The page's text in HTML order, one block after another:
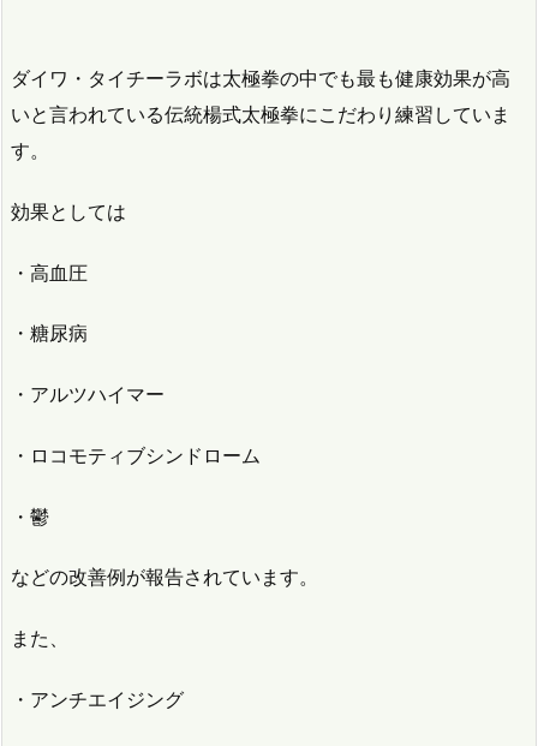
ダイワ・タイチーラボは太極拳の中でも最も健康効果が高
いと言われている伝統楊式太極拳にこだわり練習していま
す。
効果としては
・高血圧
・糖尿病
・アルツハイマー
・ロコモティブシンドローム
・鬱
などの改善例が報告されています。
また、
・アンチエイジング